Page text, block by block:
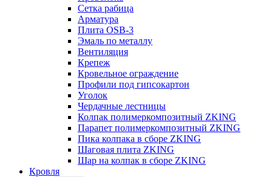
Сетка рабица
Арматура
Плита OSB-3
Эмаль по металлу
Вентиляция
Крепеж
Кровельное ограждение
Профили под гипсокартон
Уголок
Чердачные лестницы
Колпак полимеркомпозитный ZKING
Парапет полимеркомпозитный ZKING
Пика колпака в сборе ZKING
Шаговая плита ZKING
Шар на колпак в сборе ZKING
Кровля